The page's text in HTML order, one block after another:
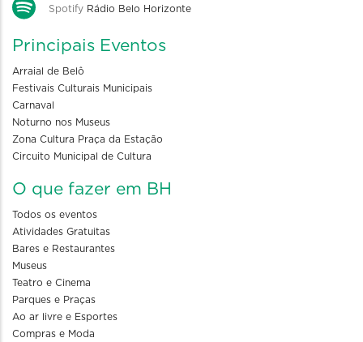
Spotify Rádio Belo Horizonte
Principais Eventos
Arraial de Belô
Festivais Culturais Municipais
Carnaval
Noturno nos Museus
Zona Cultura Praça da Estação
Circuito Municipal de Cultura
O que fazer em BH
Todos os eventos
Atividades Gratuitas
Bares e Restaurantes
Museus
Teatro e Cinema
Parques e Praças
Ao ar livre e Esportes
Compras e Moda